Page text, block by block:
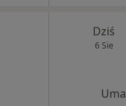
Dziś
6 Sie